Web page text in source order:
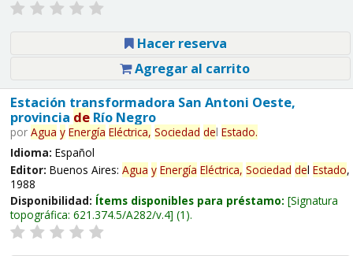
Hacer reserva
Agregar al carrito
Estación transformadora San Antoni Oeste,
provincia deRío Negro
por Agua y Energía Eléctrica, Sociedad del Estado.
Idioma: Español
Editor: Buenos Aires: Agua y Energía Eléctrica, Sociedad del Estado,
1988
Disponibilidad: Ítems disponibles para préstamo: Signatura
topográfica: 621.374.5/A282/v.4 (1).